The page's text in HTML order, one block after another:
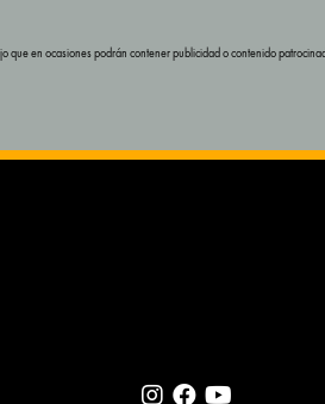
que en ocasiones podrán contener publicidad o contenido